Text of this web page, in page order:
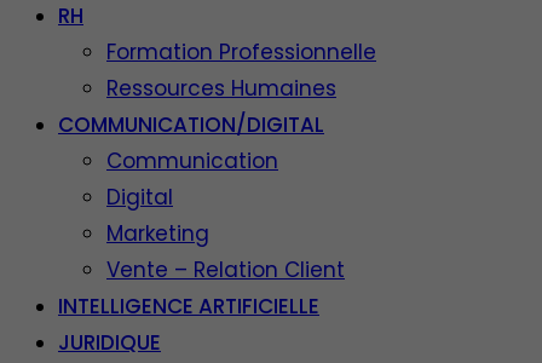
RH
Formation Professionnelle
Ressources Humaines
COMMUNICATION/DIGITAL
Communication
Digital
Marketing
Vente – Relation Client
INTELLIGENCE ARTIFICIELLE
JURIDIQUE